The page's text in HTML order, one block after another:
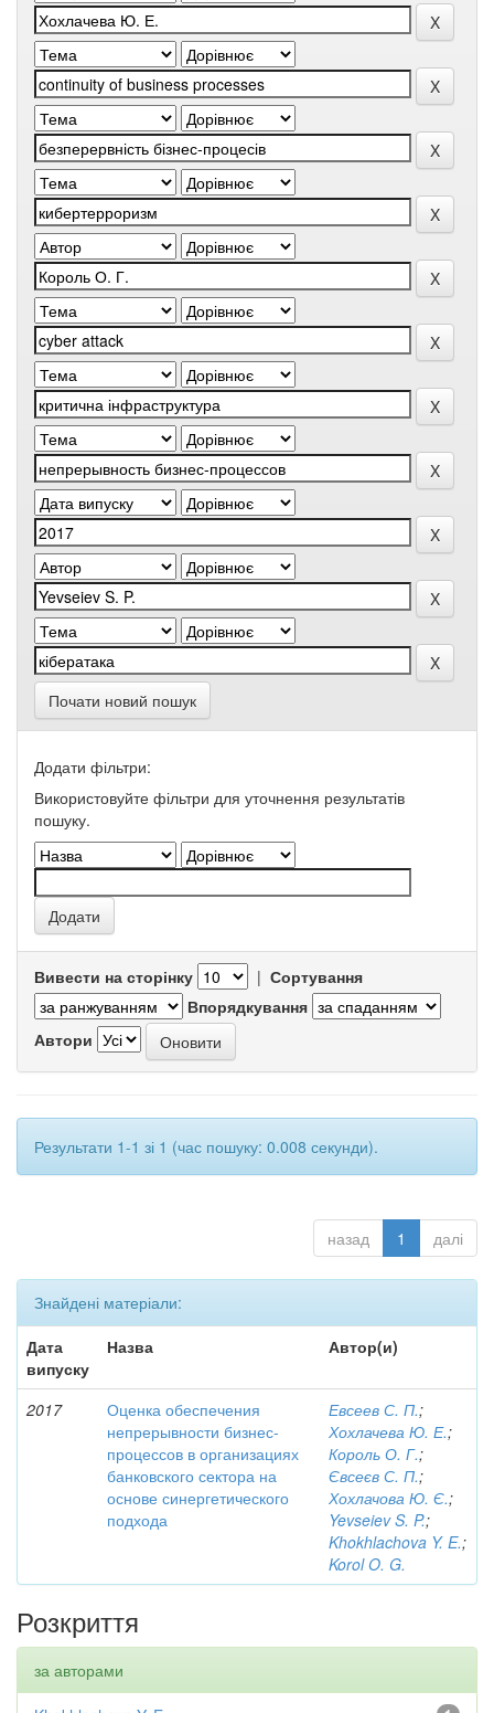
Почати новий пошук
Додати фільтри:
Використовуйте фільтри для уточнення результатів
пошуку.
Вивести на сторінку | Сортування
Впорядкування
Автори
Результати 1-1 зі 1 (час пошуку: 0.008 секунди).
назад 1 далі
Знайдені матеріали:
Дата
випуску
Назва Автор(и)
2017
Оценка обеспечения
непрерывности бизнес-
процессов в организациях
банковского сектора на
основе синергетического
подхода
Евсеев С. П.;
Хохлачева Ю. Е.;
Король О. Г.;
Євсеєв С. П.;
Хохлачова Ю. Є.;
Yevseiev S. P.;
Khokhlachova Y. E.;
Korol O. G.
Розкриття
за авторами